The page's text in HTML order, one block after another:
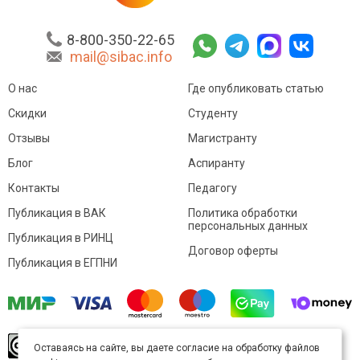
8-800-350-22-65
mail@sibac.info
О нас
Скидки
Отзывы
Блог
Контакты
Где опубликовать статью
Студенту
Магистранту
Аспиранту
Педагогу
Публикация в ВАК
Публикация в РИНЦ
Публикация в ЕГПНИ
Политика обработки
персональных данных
Договор оферты
произведение доступно полицензии Creative
Оставаясь на сайте, вы даете согласие на обработку файлов